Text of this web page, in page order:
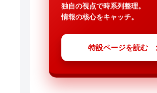
独自の視点で時系列整理。
情報の核心をキャッチ。
特設ページを読む